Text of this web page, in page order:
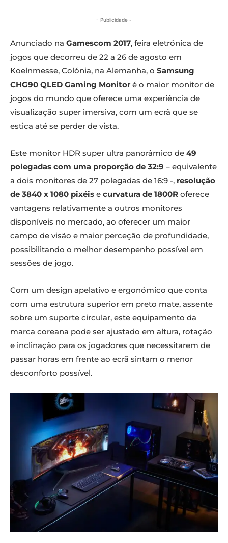
- Publicidade -
Anunciado na Gamescom 2017, feira eletrónica de
jogos que decorreu de 22 a 26 de agosto em
Koelnmesse, Colónia, na Alemanha, o Samsung
CHG90 QLED Gaming Monitor é o maior monitor de
jogos do mundo que oferece uma experiência de
visualização super imersiva, com um ecrã que se
estica até se perder de vista.
Este monitor HDR super ultra panorâmico de 49
polegadas com uma proporção de 32:9 – equivalente
a dois monitores de 27 polegadas de 16:9 -, resolução
de 3840 x 1080 pixéis e curvatura de 1800R oferece
vantagens relativamente a outros monitores
disponíveis no mercado, ao oferecer um maior
campo de visão e maior perceção de profundidade,
possibilitando o melhor desempenho possível em
sessões de jogo.
Com um design apelativo e ergonómico que conta
com uma estrutura superior em preto mate, assente
sobre um suporte circular, este equipamento da
marca coreana pode ser ajustado em altura, rotação
e inclinação para os jogadores que necessitarem de
passar horas em frente ao ecrã sintam o menor
desconforto possível.